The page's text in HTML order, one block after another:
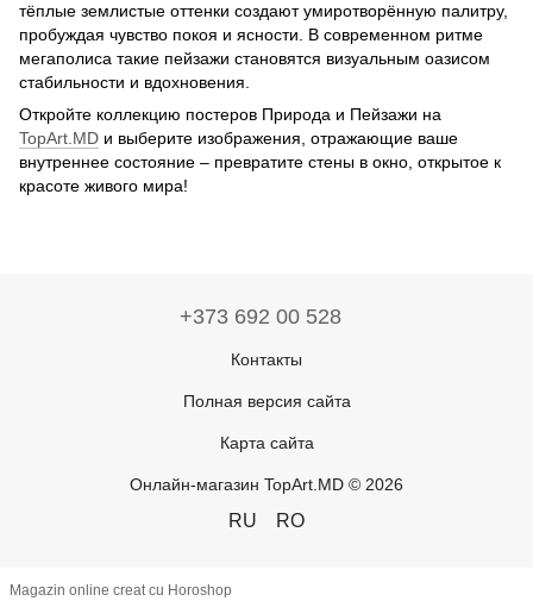
тёплые землистые оттенки создают умиротворённую палитру,
пробуждая чувство покоя и ясности. В современном ритме
мегаполиса такие пейзажи становятся визуальным оазисом
стабильности и вдохновения.
Откройте коллекцию постеров Природа и Пейзажи на
TopArt.MD и выберите изображения, отражающие ваше
внутреннее состояние – превратите стены в окно, открытое к
красоте живого мира!
+373 692 00 528
Контакты
Полная версия сайта
Карта сайта
Онлайн-магазин TopArt.MD © 2026
RU RO
Magazin online creat cu Horoshop